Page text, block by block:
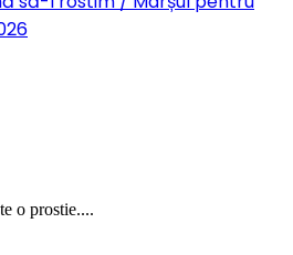
o prostie....